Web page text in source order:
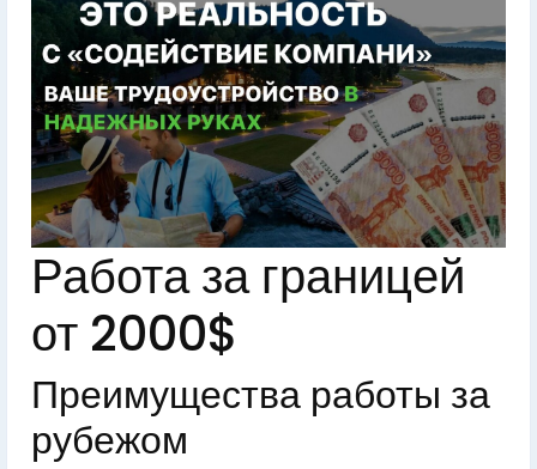
Работа за границей
от 2000$
Преимущества работы за
рубежом